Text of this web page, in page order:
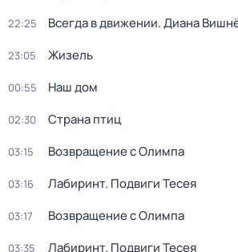
22:25 Всегда в движении. Диана
23:05 Жизель
00:55 Наш дом
02:30 Страна птиц
03:15 Возвращение с Олимпа
03:16 Лабиринт. Подвиги Тесея
03:17 Возвращение с Олимпа
03:35 Лабиринт. Подвиги Тесея